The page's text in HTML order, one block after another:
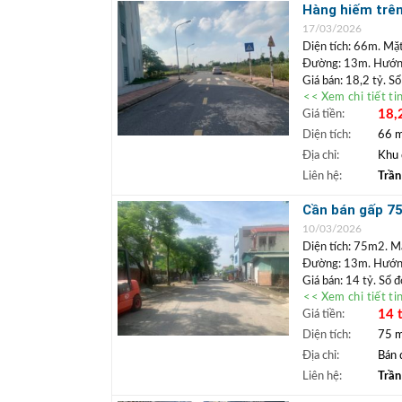
+ Bất động
ngân hàng lãi
Hàng hiếm
hoặc làm văn
17/03/2026
Diện tích: 66m.
Đường: 13m.
Giá bán: 18,2 tỷ.
Vị trí:Đất đấu
khuôn viên cây
xây tòa văn phòng
phong thủy, giá hấp
+++ Liên hệ xem
Lâm.
+ Bất động
ngân hàng lãi
<< Xem chi tiết
Giá tiền:
Diện tích:
66
Địa chỉ:
Khu
Liên hệ:
Cần bán gấp
vỉa hè
10/03/2026
Diện tích: 75m2.
Đường: 13m.
Giá bán: 14 tỷ. Sổ
Vị trí:Bán lô đất
50m. Xung quanh
gần dự án hồ Bộ
hoặc định cư lâu
+++ Liên hệ xem
<< Xem chi tiết
Giá tiền:
14
Diện tích:
75
Địa chỉ:
Bán
Liên hệ: